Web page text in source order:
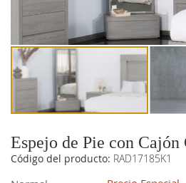
Espejo de Pie con Cajón
Código del producto: RAD17185K1